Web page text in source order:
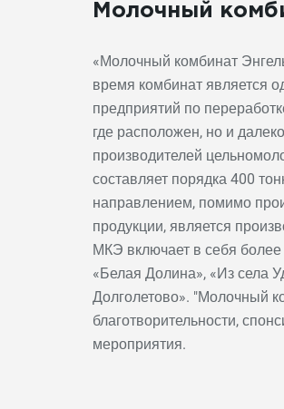
Молочный
«Молочный комбинат
время комбинат является
предприятий по
где расположен, но и
производителей
составляет порядка 400
направлением, помимо
продукции, является
МКЭ включает в себя
«Белая Долина», «Из села
Долголетово». "Молочный
благотворительности,
мероприятия.